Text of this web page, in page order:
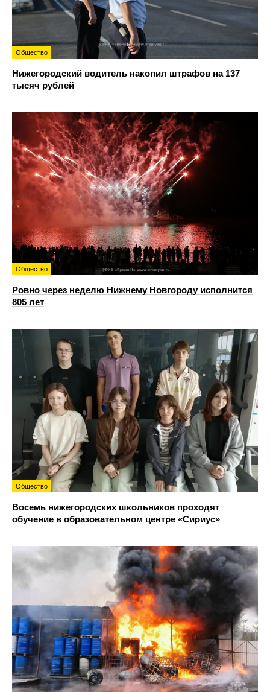
Общество
Нижегородский водитель накопил штрафов на 137
тысяч рублей
Общество
Ровно через неделю Нижнему Новгороду исполнится
805 лет
Общество
Восемь нижегородских школьников проходят
обучение в образовательном центре «Сириус»